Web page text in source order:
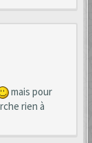
mais pour
rien à